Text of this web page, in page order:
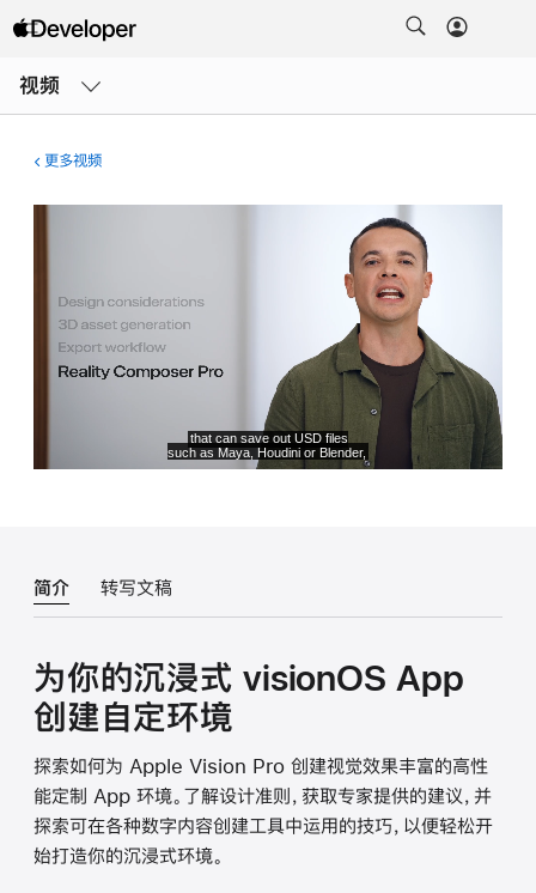
视频
单
更多视频
简介 转写文稿
为你的沉浸式 visionOS App
创建自定环境
探索如何为 Apple Vision Pro 创建视觉效果丰富的高性
能定制 App 环境。了解设计准则，获取专家提供的建议，并
探索可在各种数字内容创建工具中运用的技巧，以便轻松开
始打造你的沉浸式环境。